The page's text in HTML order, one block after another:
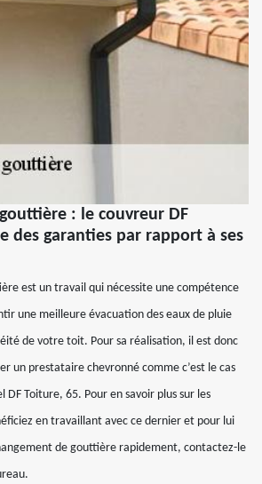
: le couvreur DF
des garanties par rapport à ses
est un travail qui nécessite une compétence
une meilleure évacuation des eaux de pluie
de votre toit. Pour sa réalisation, il est donc
un prestataire chevronné comme c’est le cas
DF Toiture, 65. Pour en savoir plus sur les
en travaillant avec ce dernier et pour lui
de gouttière rapidement, contactez-le